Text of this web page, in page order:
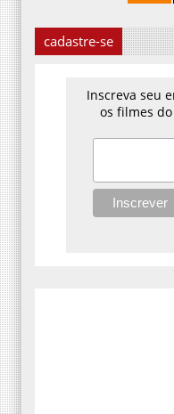
cadastre-se
Inscreva seu
os filmes